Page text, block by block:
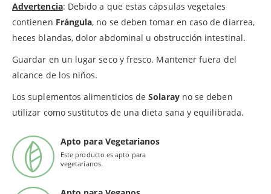
Advertencia: Debido a que estas cápsulas vegetales
contienen Frángula, no se deben tomar en caso de diarrea,
heces blandas, dolor abdominal u obstrucción intestinal.
Guardar en un lugar seco y fresco. Mantener fuera del
alcance de los niños.
Los suplementos alimenticios deSolarayno se deben
utilizar como sustitutos de una dieta sana y equilibrada.
Apto para Vegetarianos
Este producto es apto para
vegetarianos.